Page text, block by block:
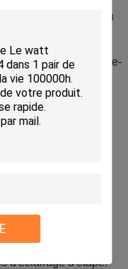
d'étape, au
événements etc. de
esclave, automatique-
d'étape, cette
sur l'étape.
éprouvent en tant
d'étape
tant que le
d'éclairage d'étape.